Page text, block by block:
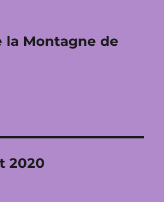
la Montagne de
2020